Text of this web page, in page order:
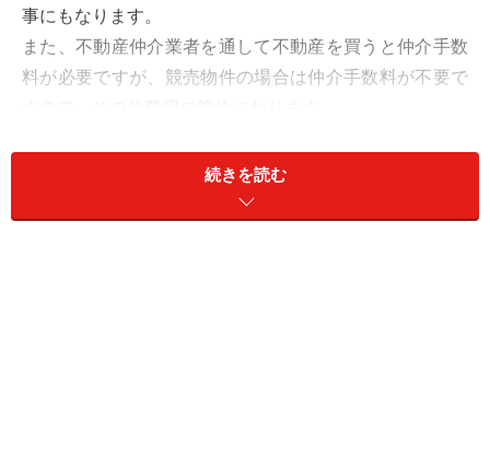
事にもなります。
また、不動産仲介業者を通して不動産を買うと仲介手数
料が必要ですが、競売物件の場合は仲介手数料が不要で
としてはどういったものがあるのでし
続きを読む